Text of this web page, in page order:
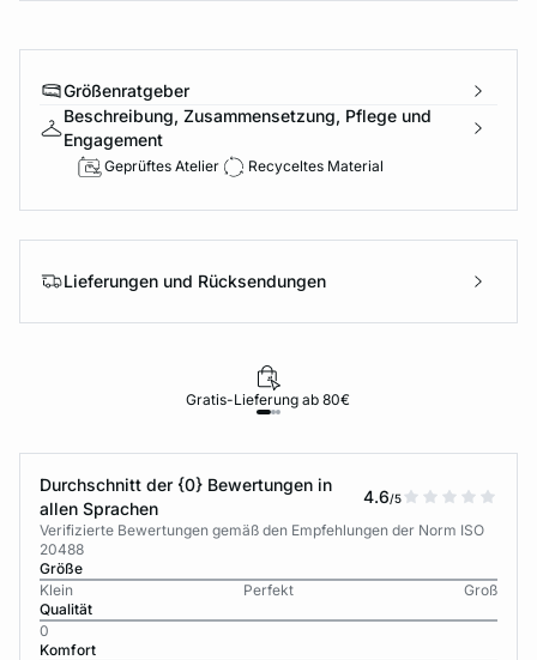
Größenratgeber
Beschreibung, Zusammensetzung, Pflege und
Engagement
Geprüftes Atelier Recyceltes Material
Lieferungen und Rücksendungen
Gratis-Lieferung ab 80€
Durchschnitt der {0} Bewertungen in
allen Sprachen
4.6/5
Verifizierte Bewertungen gemäß den Empfehlungen der Norm ISO
20488
Größe
Klein
Perfekt
Groß
Qualität
0
Komfort